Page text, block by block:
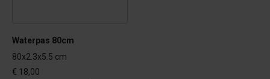
Waterpas 80cm
80x2.3x5.5 cm
€ 18,00